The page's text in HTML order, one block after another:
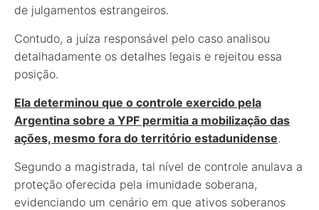
de julgamentos estrangeiros.
Contudo, a juíza responsável pelo caso analisou
detalhadamente os detalhes legais e rejeitou essa
posição.
Ela determinou que o controle exercido pela
Argentina sobre a YPF permitia a mobilização das
ações, mesmo fora do território estadunidense.
Segundo a magistrada, tal nível de controle anulava a
proteção oferecida pela imunidade soberana,
evidenciando um cenário em que ativos soberanos